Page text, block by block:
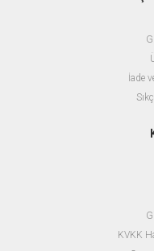
İade
KVKK